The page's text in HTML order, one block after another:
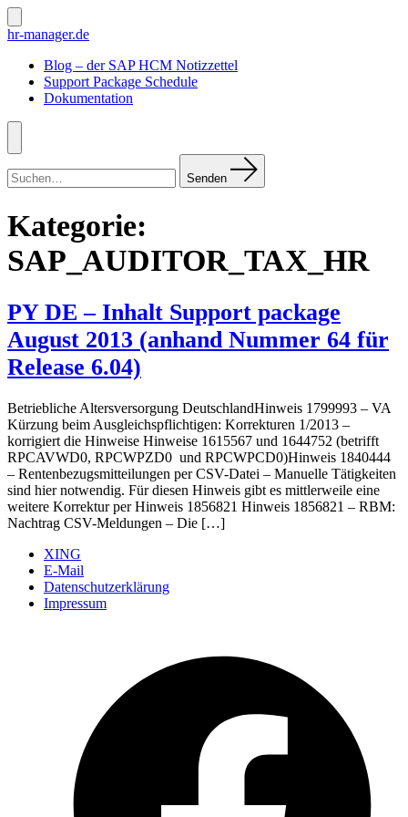
Zum
Inhalt
Suche
ein-/ausblenden
hr-manager.de
Blog – der SAP HCM Notizzettel
Support Package Schedule
Dokumentation
Menü
nach:
Senden
Kategorie:
SAP_AUDITOR_TAX_HR
PY DE – Inhalt Support package
August 2013 (anhand Nummer 64 für
Release 6.04)
Betriebliche Altersversorgung DeutschlandHinweis 1799993 – VA
Kürzung beim Ausgleichspflichtigen: Korrekturen 1/2013 –
korrigiert die Hinweise Hinweise 1615567 und 1644752 (betrifft
RPCAVWD0, RPCWPZD0 und RPCWPCD0)Hinweis 1840444
– Rentenbezugsmitteilungen per CSV-Datei – Manuelle Tätigkeiten
sind hier notwendig. Für diesen Hinweis gibt es mittlerweile eine
weitere Korrektur per Hinweis 1856821 Hinweis 1856821 – RBM:
Nachtrag CSV-Meldungen – Die […]
XING
E-Mail
Datenschutzerklärung
Impressum